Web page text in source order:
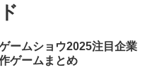
ームショウ2025注目企業
ゲームまとめ